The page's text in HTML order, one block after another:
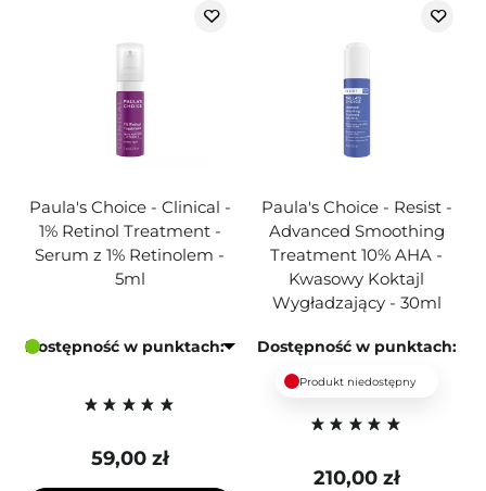
Paula's Choice - Clinical -
1% Retinol Treatment -
Serum z 1% Retinolem -
5ml
Dostępność w punktach:
59,00 zł
Paula's Choice - Resist -
Advanced Smoothing
Treatment 10% AHA -
Kwasowy Koktajl
Wygładzający - 30ml
Dostępność w punktach:
Produkt niedostępny
210,00 zł